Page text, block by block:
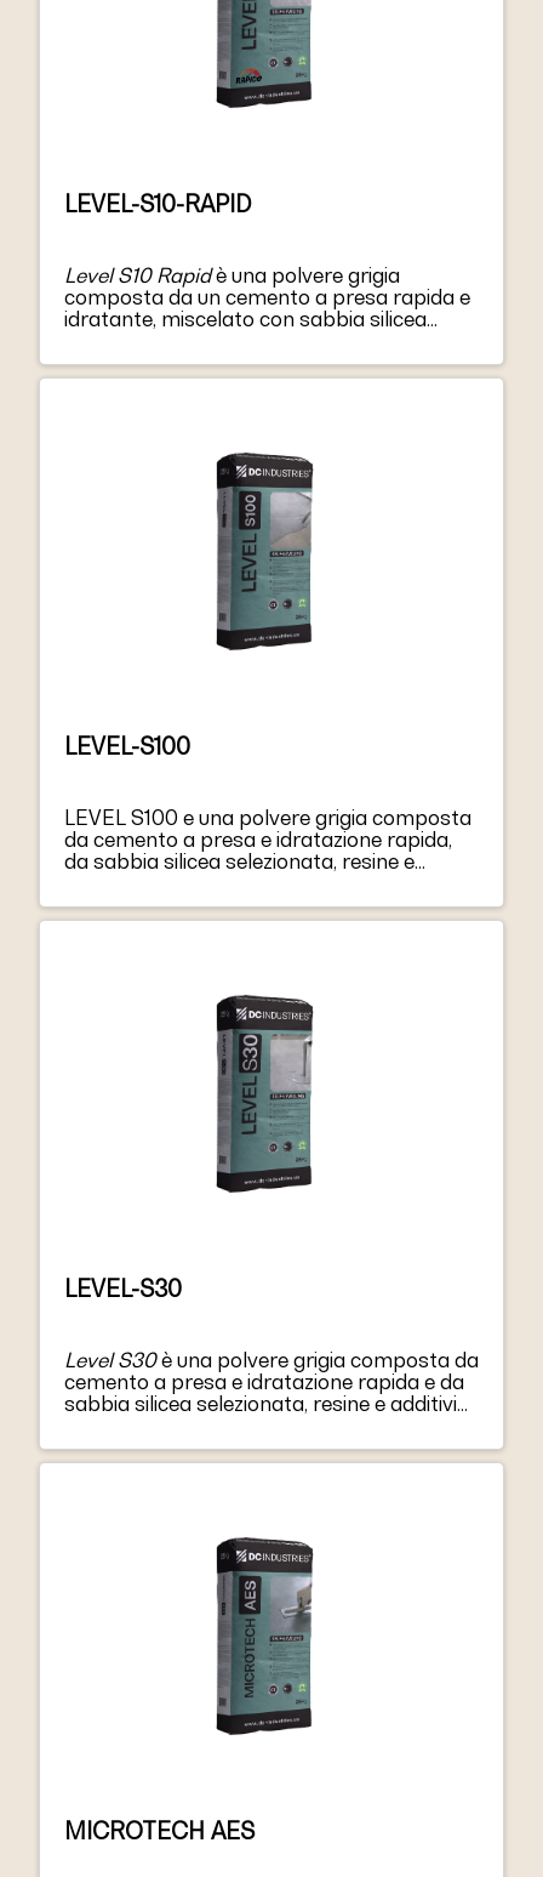
LEVEL-S10-RAPID
Level S10 Rapidè una polvere grigia
composta da un cemento a presa rapida e
idratante, miscelato con sabbia silicea
LEVEL-S100
LEVEL S100 e una polvere grigia composta
da cemento a presa e idratazione rapida,
da sabbia silicea selezionata, resine e
LEVEL S100 diventa una malta altamente
fluida, facilmente lavorabile, con una
LEVEL-S30
Level S30è una polvere grigia composta da
cemento a presa e idratazione rapida e da
sabbia silicea selezionata, resine e additivi
MICROTECH AES